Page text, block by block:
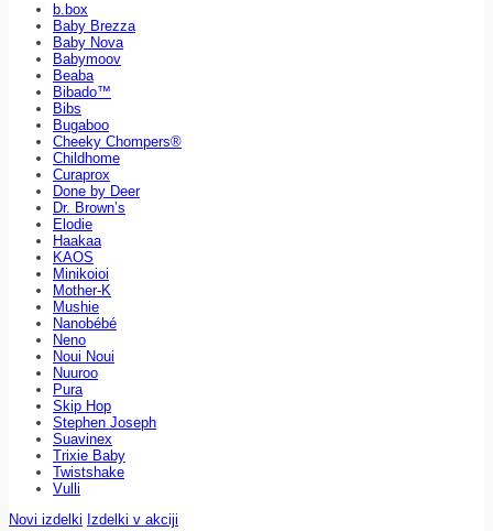
b.box
Baby Brezza
Baby Nova
Babymoov
Beaba
Bibado™
Bibs
Bugaboo
Cheeky Chompers®
Childhome
Curaprox
Done by Deer
Dr. Brown’s
Elodie
Haakaa
KAOS
Minikoioi
Mother-K
Mushie
Nanobébé
Neno
Noui Noui
Nuuroo
Pura
Skip Hop
Stephen Joseph
Suavinex
Trixie Baby
Twistshake
Vulli
Novi izdelki Izdelki v akciji